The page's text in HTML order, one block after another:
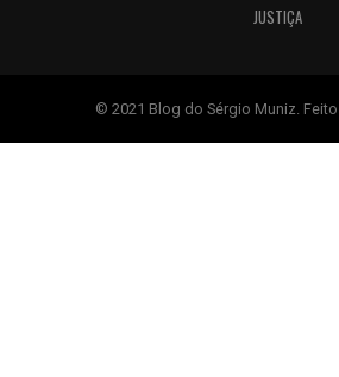
JUSTIÇA
© 2021 Blog do Sérgio Muniz. Feito